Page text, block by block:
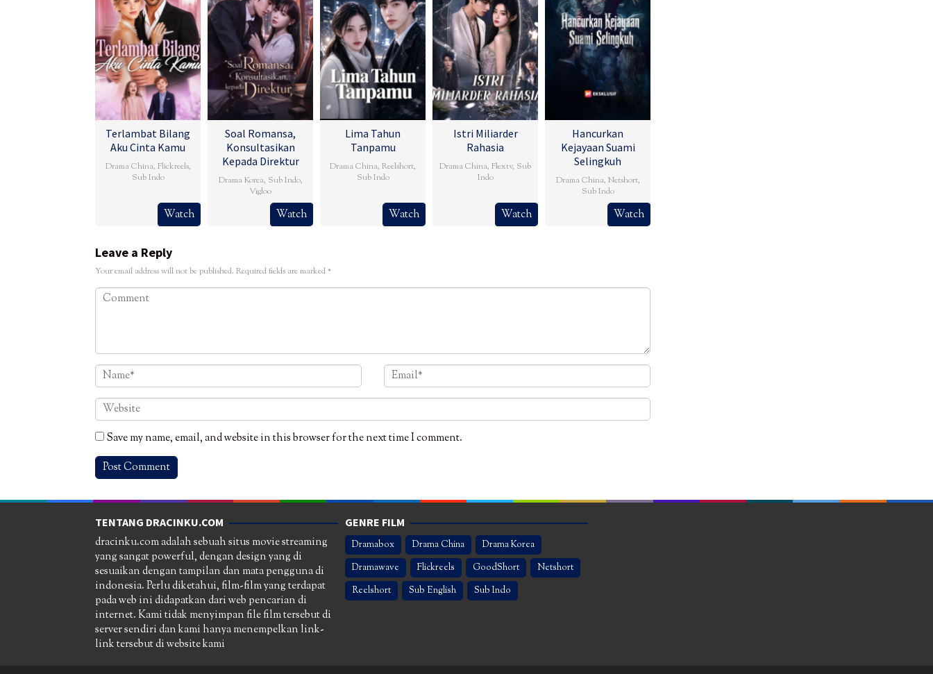
Terlambat Bilang
Aku Cinta Kamu
Drama China, Flickreels,
Sub Indo
Watch
Soal Romansa,
Konsultasikan
Kepada Direktur
Drama Korea, Sub Indo,
Vigloo
Watch
Lima Tahun
Tanpamu
Drama China, Reelshort,
Sub Indo
Watch
Istri Miliarder
Rahasia
Drama China, Flextv, Sub
Indo
Watch
Hancurkan
Kejayaan Suami
Selingkuh
Drama China, Netshort,
Sub Indo
Watch
Leave a Reply
Your email address will not be published. Required fields are marked*
Save my name, email, and website in this browser for the next time I comment.
TENTANG DRACINKU.COM
dracinku.com adalah sebuah situs movie streaming
yang sangat powerful, dengan design yang di
sesuaikan dengan tampilan dan mata pengguna di
indonesia. Perlu diketahui, film-film yang terdapat
pada web ini didapatkan dari web pencarian di
internet. Kami tidak menyimpan file film tersebut di
server sendiri dan kami hanya menempelkan link-
link tersebut di website kami
GENRE FILM
Dramabox Drama China
Drama Korea
Dramawave
Flickreels GoodShort
Netshort
Reelshort
Sub English Sub Indo